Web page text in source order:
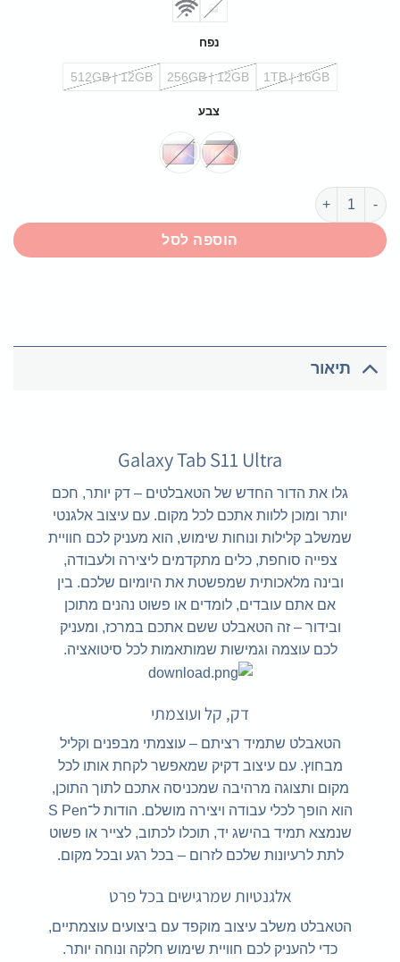
נפח
1TB | 16GB
256GB | 12GB
512GB | 12GB
צבע
כמות של Galaxy Tab S11 Ultra
הוספה לסל
תיאור
Galaxy Tab S11 Ultra
גלו את הדור החדש של הטאבלטים – דק יותר, חכם
יותר ומוכן ללוות אתכם לכל מקום. עם עיצוב אלגנטי
שמשלב קלילות ונוחות שימוש, הוא מעניק לכם חוויית
צפייה סוחפת, כלים מתקדמים ליצירה ולעבודה,
ובינה מלאכותית שמפשטת את היומיום שלכם. בין
אם אתם עובדים, לומדים או פשוט נהנים מתוכן
ובידור – זה הטאבלט ששם אתכם במרכז, ומעניק
לכם עוצמה וגמישות שמותאמות לכל סיטואציה.
דק, קל ועוצמתי
הטאבלט שתמיד רציתם – עוצמתי מבפנים וקליל
מבחוץ. עם עיצוב דקיק שמאפשר לקחת אותו לכל
מקום ותצוגה מרהיבה שמכניסה אתכם לתוך התוכן,
הוא הופך לכלי עבודה ויצירה מושלם. הודות ל־S Pen
שנמצא תמיד בהישג יד, תוכלו לכתוב, לצייר או פשוט
לתת לרעיונות שלכם לזרום – בכל רגע ובכל מקום.
אלגנטיות שמרגישים בכל פרט
הטאבלט משלב עיצוב מוקפד עם ביצועים עוצמתיים,
כדי להעניק לכם חוויית שימוש חלקה ונוחה יותר.